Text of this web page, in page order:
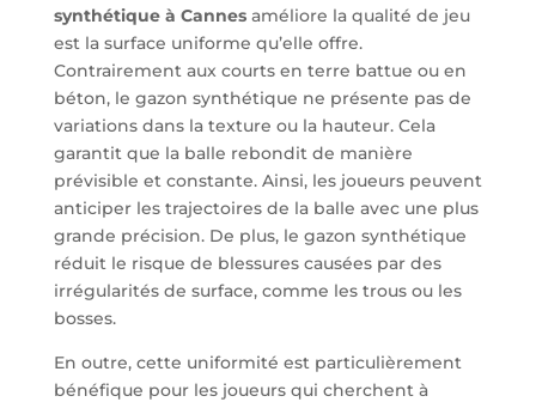
synthétique à Cannesaméliore la qualité de jeu
est la surface uniforme qu’elle offre.
Contrairement aux courts en terre battue ou en
béton, le gazon synthétique ne présente pas de
variations dans la texture ou la hauteur. Cela
garantit que la balle rebondit de manière
prévisible et constante. Ainsi, les joueurs peuvent
anticiper les trajectoires de la balle avec une plus
grande précision. De plus, le gazon synthétique
réduit le risque de blessures causées par des
irrégularités de surface, comme les trous ou les
bosses.
En outre, cette uniformité est particulièrement
bénéfique pour les joueurs qui cherchent à